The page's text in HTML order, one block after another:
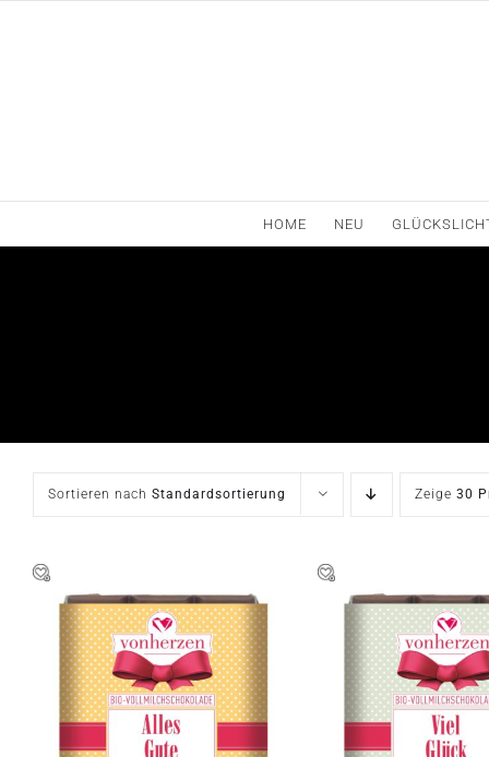
HOME NEU
Sortieren nach Standardsortierung Zeige 30
AUSFÜHRUNG WÄHLEN DIESES
PRODUKT
WEIST
MEHRERE
/
QUICK VIEW
AUSFÜHRUNG
QUICK